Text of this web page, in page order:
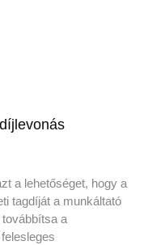
a lehetőséget, hogy a
tagdíját a munkáltató
a